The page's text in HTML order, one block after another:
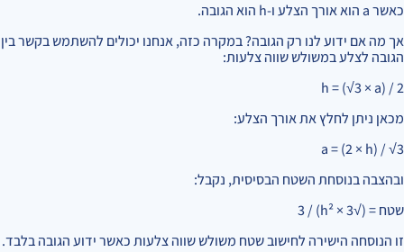
כאשר a הוא אורך הצלע ו-h הוא הגובה.
אך מה אם ידוע לנו רק הגובה? במקרה כזה, אנחנו יכולים להשתמש בקשר בין
הגובה לצלע במשולש שווה צלעות:
h = (√3 × a) / 2
מכאן ניתן לחלץ את אורך הצלע:
a = (2 × h) / √3
ובהצבה בנוסחת השטח הבסיסית, נקבל:
שטח = (√3 × h²) / 3
זו הנוסחה הישירה לחישוב שטח משולש שווה צלעות כאשר ידוע הגובה בלבד.